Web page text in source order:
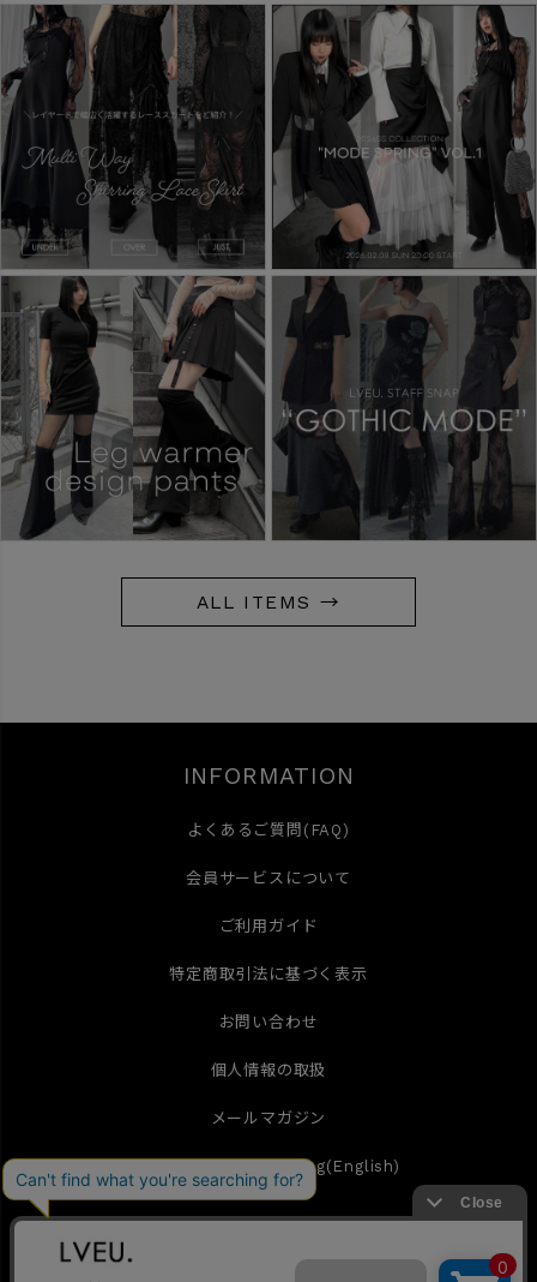
ALL ITEMS →
INFORMATION
よくあるご質問(FAQ)
会員サービスについて
ご利用ガイド
特定商取引法に基づく表示
お問い合わせ
個人情報の取扱
メールマガジン
International Shipping(English)